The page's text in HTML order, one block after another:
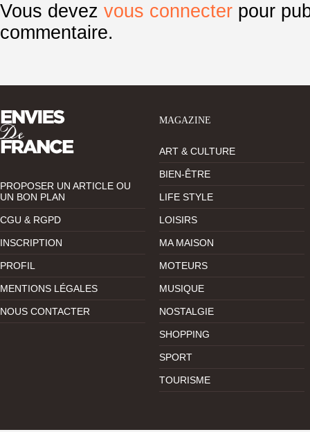
Vous devez vous connecter pour
commentaire.
PROPOSER UN ARTICLE OU
UN BON PLAN
CGU & RGPD
INSCRIPTION
PROFIL
MENTIONS LÉGALES
NOUS CONTACTER
MAGAZINE
ART & CULTURE
BIEN-ÊTRE
LIFE STYLE
LOISIRS
MA MAISON
MOTEURS
MUSIQUE
NOSTALGIE
SHOPPING
SPORT
TOURISME